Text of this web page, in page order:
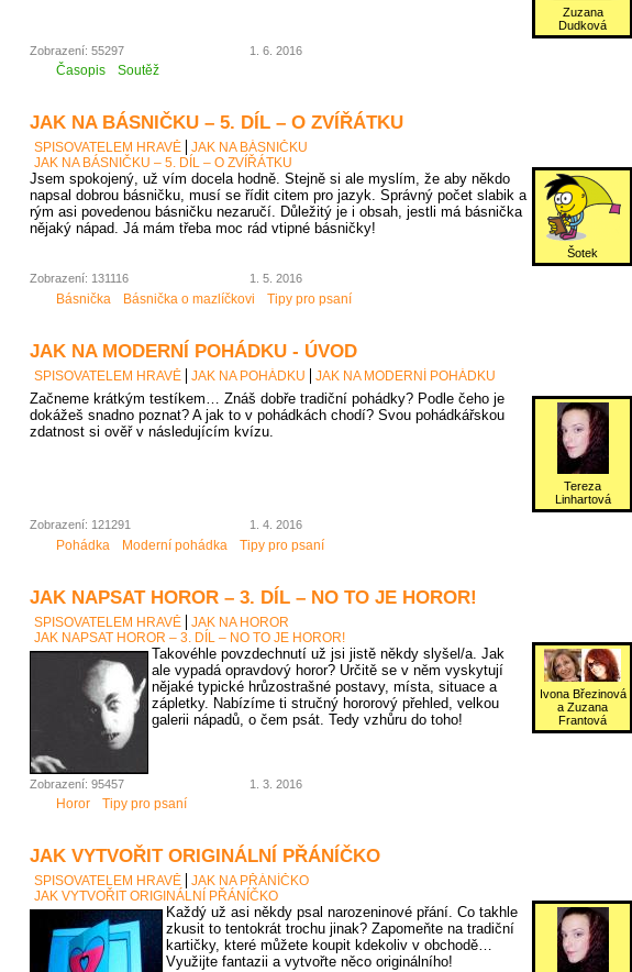
Zuzana
Dudková
Zobrazení: 55297 1. 6. 2016
Časopis Soutěž
JAK NA BÁSNIČKU – 5. DÍL – O ZVÍŘÁTKU
SPISOVATELEM HRAVĚ
JAK NA BÁSNIČKU
JAK NA BÁSNIČKU – 5. DÍL – O ZVÍŘÁTKU
Šotek
Jsem spokojený, už vím docela hodně. Stejně si ale myslím, že aby někdo
napsal dobrou básničku, musí se řídit citem pro jazyk. Správný počet slabik a
rým asi povedenou básničku nezaručí. Důležitý je i obsah, jestli má básnička
nějaký nápad. Já mám třeba moc rád vtipné básničky!
Zobrazení: 131116 1. 5. 2016
Básnička Básnička o mazlíčkovi Tipy pro psaní
JAK NA MODERNÍ POHÁDKU - ÚVOD
SPISOVATELEM HRAVĚ JAK NA POHÁDKU JAK NA MODERNÍ POHÁDKU
Tereza
Linhartová
Začneme krátkým testíkem… Znáš dobře tradiční pohádky? Podle čeho je
dokážeš snadno poznat? A jak to v pohádkách chodí? Svou pohádkářskou
zdatnost si ověř v následujícím kvízu.
Zobrazení: 121291 1. 4. 2016
Pohádka Moderní pohádka Tipy pro psaní
JAK NAPSAT HOROR – 3. DÍL – NO TO JE HOROR!
SPISOVATELEM HRAVĚ
JAK NA HOROR
JAK NAPSAT HOROR – 3. DÍL – NO TO JE HOROR!
Ivona Březinová
a Zuzana
Frantová
Takovéhle povzdechnutí už jsi jistě někdy slyšel/a. Jak
ale vypadá opravdový horor? Určitě se v něm vyskytují
nějaké typické hrůzostrašné postavy, místa, situace a
zápletky. Nabízíme ti stručný hororový přehled, velkou
galerii nápadů, o čem psát. Tedy vzhůru do toho!
Zobrazení: 95457 1. 3. 2016
Horor Tipy pro psaní
JAK VYTVOŘIT ORIGINÁLNÍ PŘÁNÍČKO
SPISOVATELEM HRAVĚ
JAK NA PŘÁNÍČKO
JAK VYTVOŘIT ORIGINÁLNÍ PŘÁNÍČKO
Každý už asi někdy psal narozeninové přání. Co takhle
zkusit to tentokrát trochu jinak? Zapomeňte na tradiční
kartičky, které můžete koupit kdekoliv v obchodě…
Využijte fantazii a vytvořte něco originálního!